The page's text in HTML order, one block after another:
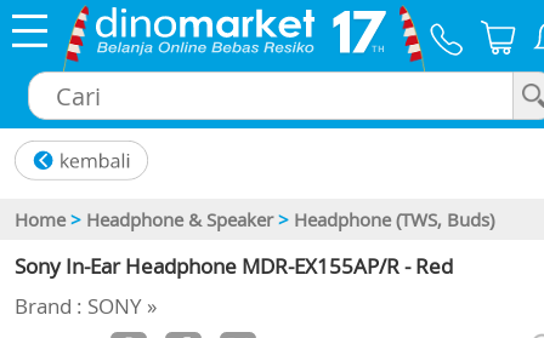
Home > Headphone & Speaker > Headphone (TWS, Buds)
Sony In-Ear Headphone MDR-EX155AP/R - Red
Brand : SONY »